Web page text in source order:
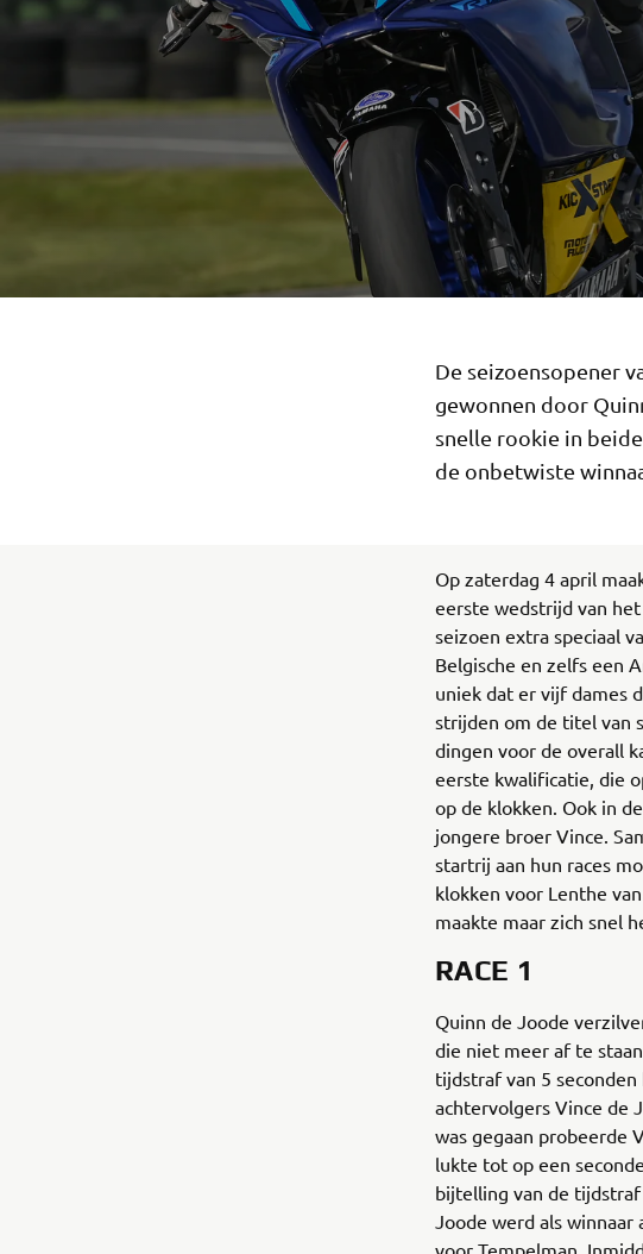
De seizoensopener
gewonnen door
snelle rookie in
de onbetwiste
Op zaterdag 4 april
eerste wedstrijd van
seizoen extra speciaal
Belgische en zelfs een
uniek dat er vijf dames
strijden om de titel van
dingen voor de overall
eerste kwalificatie, die
op de klokken. Ook in
jongere broer Vince.
startrij aan hun races
klokken voor Lenthe
maakte maar zich snel
RACE 1
Quinn de Joode
die niet meer af te
tijdstraf van 5
achtervolgers Vince de
was gegaan probeerde
lukte tot op een
bijtelling van de
Joode werd als winnaar
voor Tempelman.